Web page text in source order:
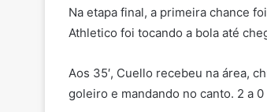
Na etapa final, a primeira chance
Athletico foi tocando a bola até
Aos 35′, Cuello recebeu na área,
goleiro e mandando no canto. 2 a 0